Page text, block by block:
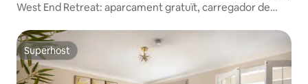
West End Retreat: aparcament gratuït, carregador de
Superhost
Superhost